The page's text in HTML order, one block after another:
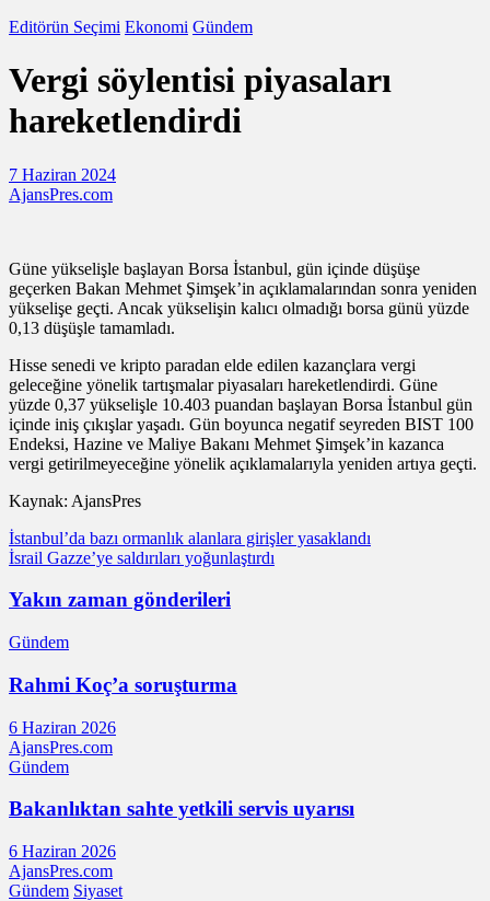
Editörün Seçimi Ekonomi Gündem
Vergi söylentisi piyasaları
hareketlendirdi
7 Haziran 2024
AjansPres.com
Güne yükselişle başlayan Borsa İstanbul, gün içinde düşüşe
geçerken Bakan Mehmet Şimşek’in açıklamalarından sonra yeniden
yükselişe geçti. Ancak yükselişin kalıcı olmadığı borsa günü yüzde
0,13 düşüşle tamamladı.
Hisse senedi ve kripto paradan elde edilen kazançlara vergi
geleceğine yönelik tartışmalar piyasaları hareketlendirdi. Güne
yüzde 0,37 yükselişle 10.403 puandan başlayan Borsa İstanbul gün
içinde iniş çıkışlar yaşadı. Gün boyunca negatif seyreden BIST 100
Endeksi, Hazine ve Maliye Bakanı Mehmet Şimşek’in kazanca
vergi getirilmeyeceğine yönelik açıklamalarıyla yeniden artıya geçti.
Kaynak: AjansPres
Yazı
gezinmesi
İstanbul’da bazı ormanlık alanlara girişler yasaklandı
İsrail Gazze’ye saldırıları yoğunlaştırdı
Yakın zaman gönderileri
Gündem
Rahmi Koç’a soruşturma
6 Haziran 2026
AjansPres.com
Gündem
Bakanlıktan sahte yetkili servis uyarısı
6 Haziran 2026
AjansPres.com
Gündem Siyaset